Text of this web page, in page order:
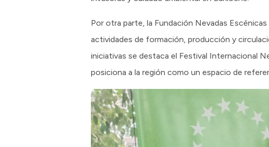
Por otra parte, la Fundación Nevadas
actividades de formación, producción y
iniciativas se destaca el Festival Internacional
posiciona a la región como un espacio de